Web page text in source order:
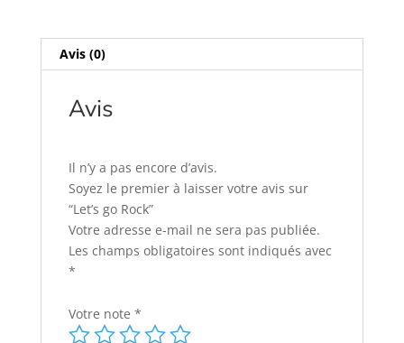
Avis (0)
Avis
Il n’y a pas encore d’avis.
Soyez le premier à laisser votre avis sur
“Let’s go Rock”
Votre adresse e-mail ne sera pas publiée.
Les champs obligatoires sont indiqués avec
*
Votre note *